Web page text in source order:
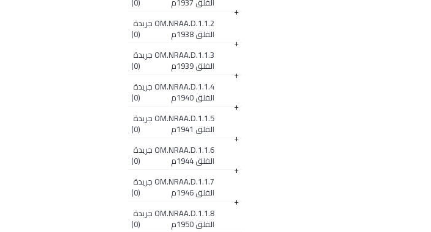
+
OM.NRAA.D.1.1.2 جريدة
الفلق 1938م (0)
+
OM.NRAA.D.1.1.3 جريدة
الفلق 1939م (0)
+
OM.NRAA.D.1.1.4 جريدة
الفلق 1940م (0)
+
OM.NRAA.D.1.1.5 جريدة
الفلق 1941م (0)
+
OM.NRAA.D.1.1.6 جريدة
الفلق 1944م (0)
+
OM.NRAA.D.1.1.7 جريدة
الفلق 1946م (0)
+
OM.NRAA.D.1.1.8 جريدة
الفلق 1950م
(0)